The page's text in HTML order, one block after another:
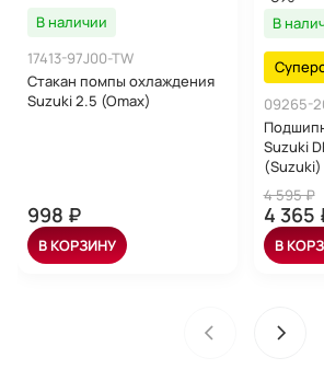
В наличии
17413-97J00-TW
Стакан помпы охлаждения
Suzuki 2.5 (Omax)
998 ₽
В КОРЗИНУ
В
09265-
Suzuki
(Suzuki)
4 595 ₽
4 365
В